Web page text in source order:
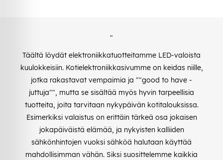
"
Täältä löydät elektroniikkatuotteitamme LED-valoista
kuulokkeisiin. Kotielektroniikkasivumme on keidas niille,
jotka rakastavat vempaimia ja ""good to have -
juttuja"", mutta se sisältää myös hyvin tarpeellisia
tuotteita, joita tarvitaan nykypäivän kotitalouksissa.
Esimerkiksi valaistus on erittäin tärkeä osa jokaisen
jokapäiväistä elämää, ja nykyisten kalliiden
sähkönhintojen vuoksi sähköä halutaan käyttää
mahdollisimman vähän. Siksi suosittelemme kaikkia